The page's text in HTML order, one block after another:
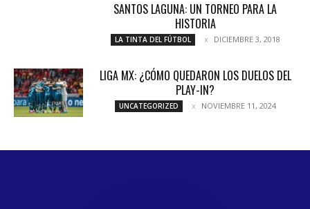
SANTOS LAGUNA: UN TORNEO PARA LA
HISTORIA
LA TINTA DEL FÚTBOL DICIEMBRE 3, 2018
LIGA MX: ¿CÓMO QUEDARON LOS DUELOS DEL
PLAY-IN?
UNCATEGORIZED NOVIEMBRE 11, 2024